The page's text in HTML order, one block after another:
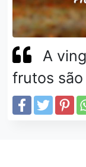
A
frutos são